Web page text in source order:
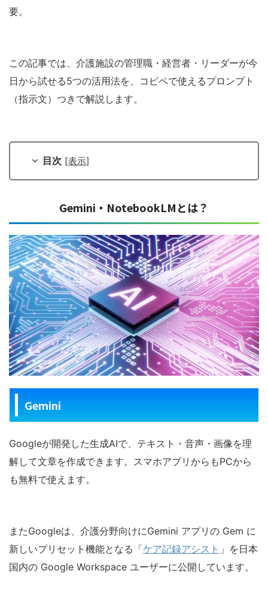
要。
この記事では、介護施設の管理職・経営者・リーダーが今
日から試せる5つの活用法を、コピペで使えるプロンプト
（指示文）つきで解説します。
目次 [表示]
Gemini・NotebookLMとは？
Gemini
Googleが開発した生成AIで、テキスト・音声・画像を理
解して文章を作成できます。スマホアプリからもPCから
も無料で使えます。
またGoogleは、介護分野向けにGemini アプリの Gem に
新しいプリセット機能となる「ケア記録アシスト 」を日本
国内の Google Workspace ユーザーに公開しています。